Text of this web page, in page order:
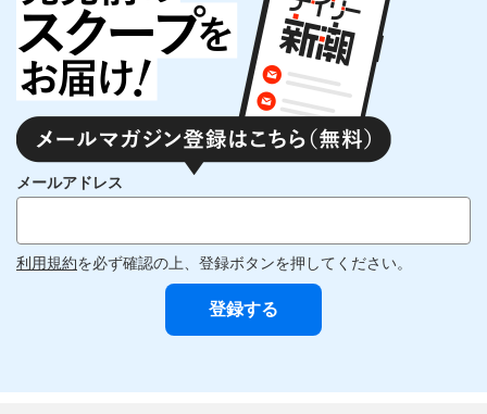
メールアドレス
利用規約を必ず確認の上、登録ボタンを押してください。